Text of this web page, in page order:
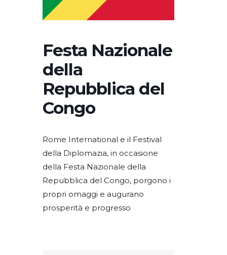
Festa Nazionale
della
Repubblica del
Congo
Rome International e il Festival
della Diplomazia, in occasione
della Festa Nazionale della
Repubblica del Congo, porgono i
propri omaggi e augurano
prosperità e progresso